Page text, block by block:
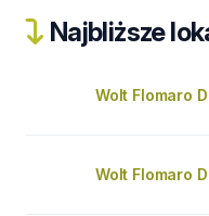
Najbliższe
Wolt Flomaro
Wolt Flomaro